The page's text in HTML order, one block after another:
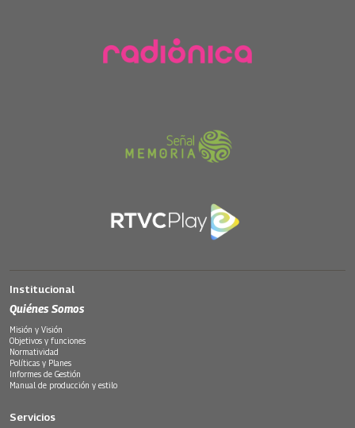
Institucional
Quiénes Somos
Misión y Visión
Objetivos y funciones
Normatividad
Políticas y Planes
Informes de Gestión
Manual de producción y estilo
Servicios